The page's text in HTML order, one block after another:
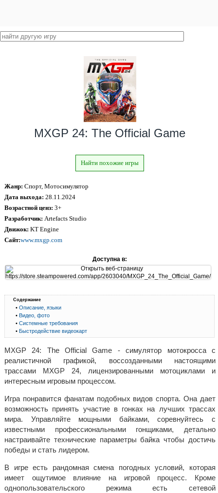
MXGP 24: The Official Game
Найти похожие игры
Жанр: Спорт, Мотосимулятор
Дата выхода: 28.11.2024
Возрастной ценз: 3+
Разработчик: Artefacts Studio
Движок: KT Engine
Сайт:www.mxgp.com
Доступна в:
Содержание
• Описание, языки
• Видео, фото
• Системные требования
• Быстродействие видеокарт
MXGP 24: The Official Game - симулятор мотокросса с
реалистичной графикой, воссозданными настоящими
трассами MXGP 24, лицензированными мотоциклами и
интересным игровым процессом.
Игра понравится фанатам подобных видов спорта. Она дает
возможность принять участие в гонках на лучших трассах
мира. Управляйте мощными байками, соревнуйтесь с
известными профессиональными гонщиками, детально
настраивайте технические параметры байка чтобы достичь
победы и стать лидером.
В игре есть рандомная смена погодных условий, которая
имеет ощутимое влияние на игровой процесс. Кроме
однопользовательского режима есть сетевой